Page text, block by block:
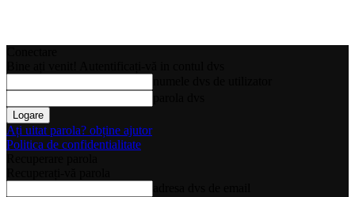
Ați uitat parola? obține ajutor
Politica de confidentialitate